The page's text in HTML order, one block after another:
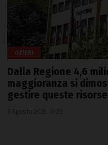
OZIERI
Dalla Regione 4,6
maggioranza si
gestire queste